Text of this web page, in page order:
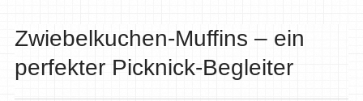
Zwiebelkuchen-Muffins – ein
perfekter Picknick-Begleiter